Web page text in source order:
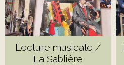
Lecture musicale /
La Sablière